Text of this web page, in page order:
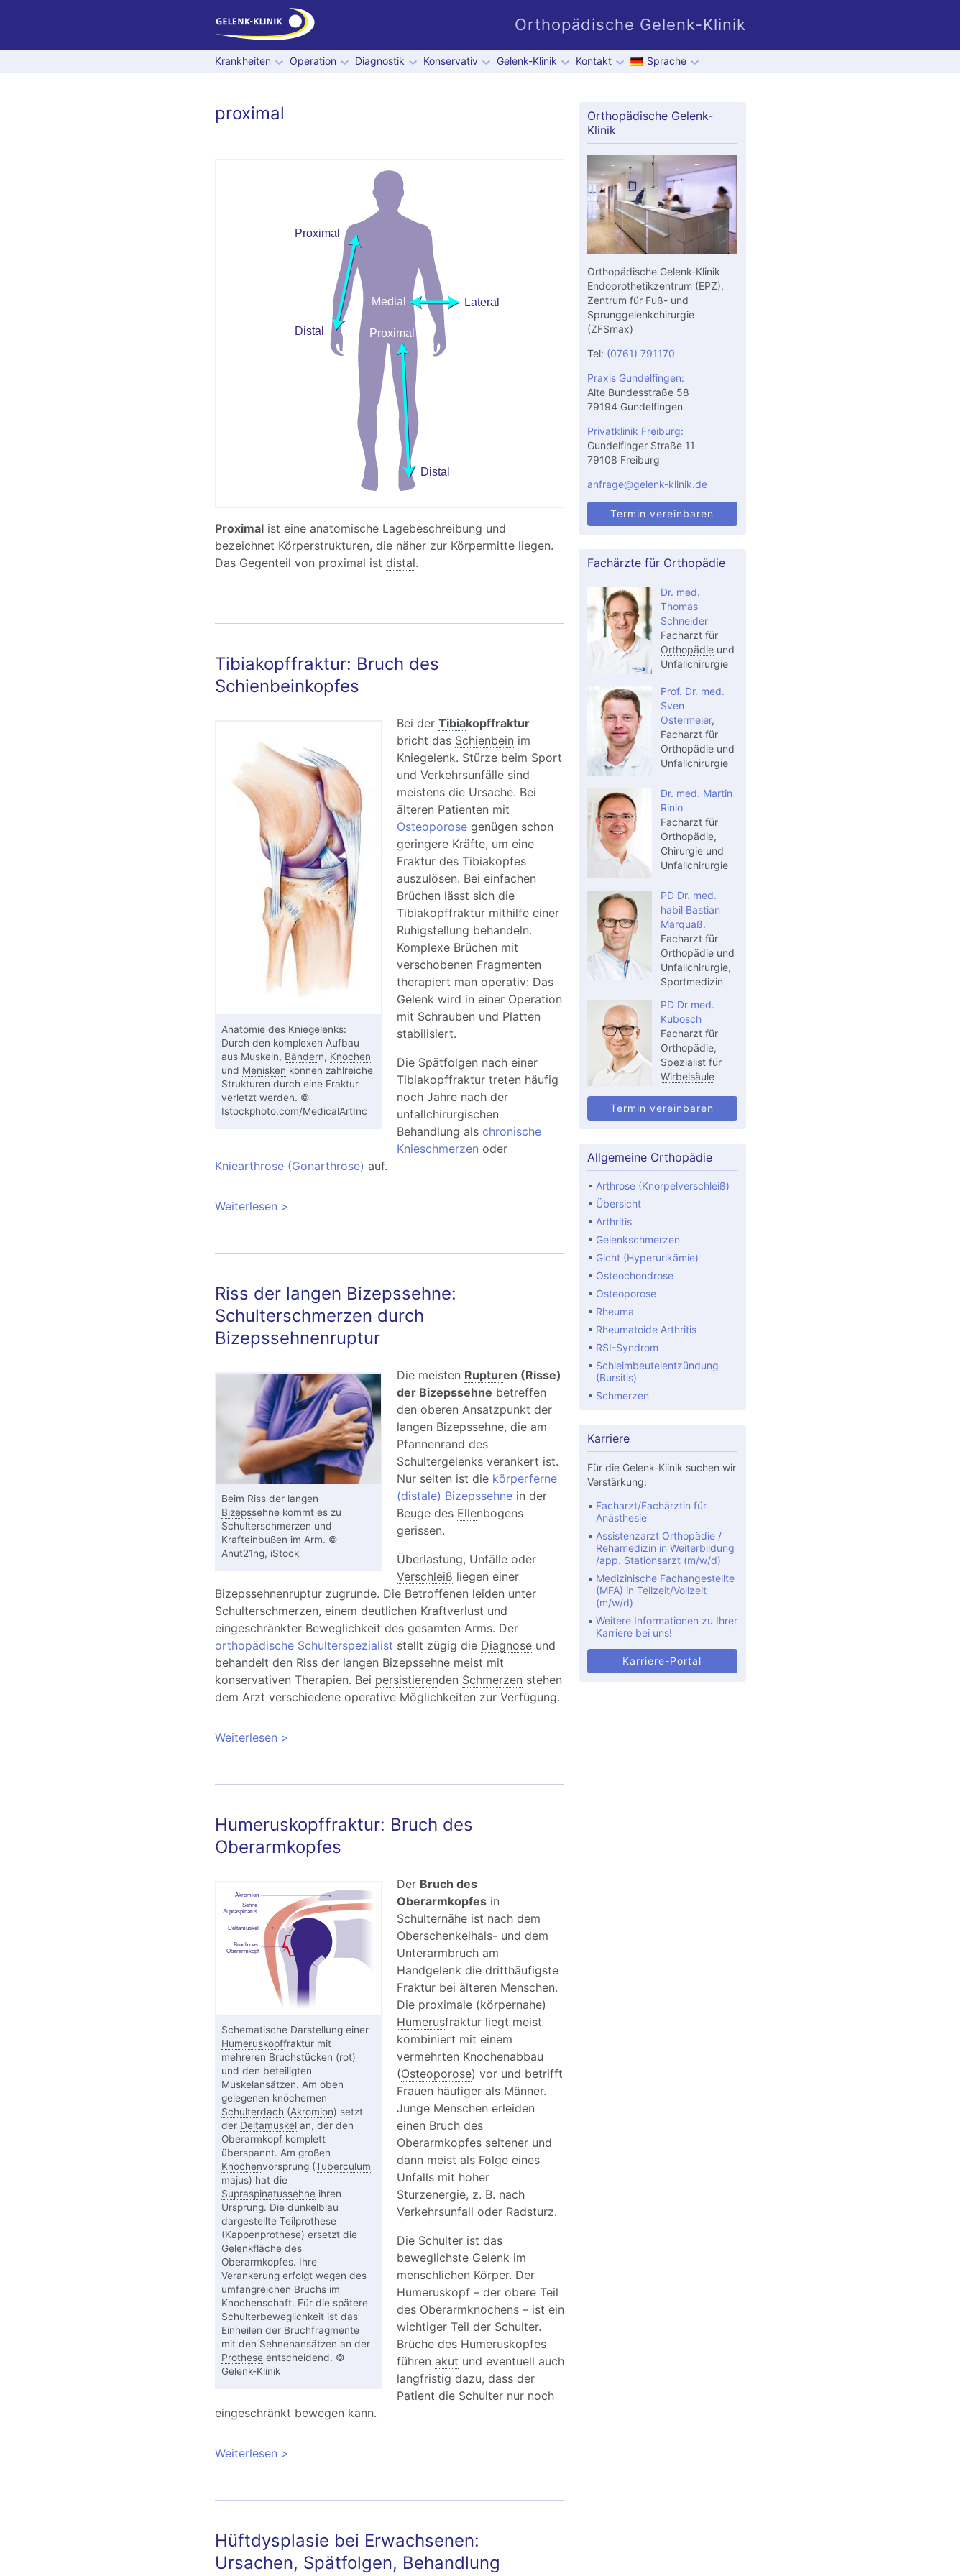
Orthopädische Gelenk-Klinik
Krankheiten Operation Diagnostik Konservativ Gelenk-Klinik Kontakt Sprache
proximal
Proximalist eine anatomische Lagebeschreibung und
bezeichnet Körperstrukturen, die näher zur Körpermitte liegen.
Das Gegenteil von proximal ist distal.
Tibiakopffraktur: Bruch des
Schienbeinkopfes
Anatomie des Kniegelenks:
Durch den komplexen Aufbau
aus Muskeln, Bändern, Knochen
und Menisken können zahlreiche
Strukturen durch eine Fraktur
verletzt werden. ©
Istockphoto.com/MedicalArtInc
Bei der Tibiakopffraktur
bricht das Schienbein im
Kniegelenk. Stürze beim Sport
und Verkehrsunfälle sind
meistens die Ursache. Bei
älteren Patienten mit
Osteoporosegenügen schon
geringere Kräfte, um eine
Fraktur des Tibiakopfes
auszulösen. Bei einfachen
Brüchen lässt sich die
Tibiakopffraktur mithilfe einer
Ruhigstellung behandeln.
Komplexe Brüchen mit
verschobenen Fragmenten
therapiert man operativ: Das
Gelenk wird in einer Operation
mit Schrauben und Platten
stabilisiert.
Die Spätfolgen nach einer
Tibiakopffraktur treten häufig
noch Jahre nach der
unfallchirurgischen
Behandlung als chronische
Knieschmerzen oder
Kniearthrose (Gonarthrose) auf.
Weiterlesen über Tibiakopffraktur: Bruch des Schienbeinkopfes
Riss der langen Bizepssehne:
Schulterschmerzen durch
Bizepssehnenruptur
Beim Riss der langen
Bizepssehne kommt es zu
Schulterschmerzen und
Krafteinbußen im Arm. ©
Anut21ng, iStock
Die meisten Rupturen (Risse)
der Bizepssehne betreffen
den oberen Ansatzpunkt der
langen Bizepssehne, die am
Pfannenrand des
Schultergelenks verankert ist.
Nur selten ist die körperferne
(distale) Bizepssehnein der
Beuge des Ellenbogens
gerissen.
Überlastung, Unfälle oder
Verschleiß liegen einer
Bizepssehnenruptur zugrunde. Die Betroffenen leiden unter
Schulterschmerzen, einem deutlichen Kraftverlust und
eingeschränkter Beweglichkeit des gesamten Arms. Der
orthopädische Schulterspezialist stellt zügig die Diagnoseund
behandelt den Riss der langen Bizepssehne meist mit
konservativen Therapien. Bei persistierenden Schmerzen stehen
dem Arzt verschiedene operative Möglichkeiten zur Verfügung.
Weiterlesen über Riss der langen Bizepssehne: Schulterschmerzen
Humeruskopffraktur: Bruch des
Oberarmkopfes
Schematische Darstellung einer
Humeruskopffraktur mit
mehreren Bruchstücken (rot)
und den beteiligten
Muskelansätzen. Am oben
gelegenen knöchernen
Schulterdach (Akromion) setzt
der Deltamuskelan, der den
Oberarmkopf komplett
überspannt. Am großen
Knochenvorsprung (Tuberculum
majus) hat die
Supraspinatussehneihren
Ursprung. Die dunkelblau
dargestellte Teilprothese
(Kappenprothese) ersetzt die
Gelenkfläche des
Oberarmkopfes. Ihre
Verankerung erfolgt wegen des
umfangreichen Bruchs im
Knochenschaft. Für die spätere
Schulterbeweglichkeit ist das
Einheilen der Bruchfragmente
mit den Sehnenansätzen an der
Protheseentscheidend. ©
Gelenk-Klinik
Der Bruch des
Oberarmkopfesin
Schulternähe ist nach dem
Oberschenkelhals- und dem
Unterarmbruch am
Handgelenk die dritthäufigste
Frakturbei älteren Menschen.
Die proximale (körpernahe)
Humerusfraktur liegt meist
kombiniert mit einem
vermehrten Knochenabbau
(Osteoporose) vor und betrifft
Frauen häufiger als Männer.
Junge Menschen erleiden
einen Bruch des
Oberarmkopfes seltener und
dann meist als Folge eines
Unfalls mit hoher
Sturzenergie, z. B. nach
Verkehrsunfall oder Radsturz.
Die Schulter ist das
beweglichste Gelenk im
menschlichen Körper. Der
Humeruskopf – der obere Teil
des Oberarmknochens – ist ein
wichtiger Teil der Schulter.
Brüche des Humeruskopfes
führen akut und eventuell auch
langfristig dazu, dass der
Patient die Schulter nur noch
eingeschränkt bewegen kann.
Weiterlesen über Humeruskopffraktur: Bruch des Oberarmkopfes
Hüftdysplasie bei Erwachsenen:
Ursachen, Spätfolgen, Behandlung
Orthopädische Gelenk-
Klinik
Orthopädische Gelenk-Klinik
Endoprothetikzentrum (EPZ),
Zentrum für Fuß- und
Sprunggelenkchirurgie
(ZFSmax)
Tel: (0761) 791170
Praxis Gundelfingen:
Alte Bundesstraße 58
79194 Gundelfingen
Privatklinik Freiburg:
Gundelfinger Straße 11
79108 Freiburg
anfrage@gelenk-klinik.de
Termin vereinbaren
Fachärzte für Orthopädie
Dr. med.
Thomas
Schneider
Facharzt für
Orthopädieund
Unfallchirurgie
Prof. Dr. med.
Sven
Ostermeier,
Facharzt für
Orthopädie und
Unfallchirurgie
Dr. med. Martin
Rinio
Facharzt für
Orthopädie,
Chirurgie und
Unfallchirurgie
PD Dr. med.
habil Bastian
Marquaß.
Facharzt für
Orthopädie und
Unfallchirurgie,
Sportmedizin
PD Dr med.
Kubosch
Facharzt für
Orthopädie,
Spezialist für
Wirbelsäule
Termin vereinbaren
Allgemeine Orthopädie
Arthrose (Knorpelverschleiß)
Übersicht
Arthritis
Gelenkschmerzen
Gicht (Hyperurikämie)
Osteochondrose
Osteoporose
Rheuma
Rheumatoide Arthritis
RSI-Syndrom
Schleimbeutelentzündung
(Bursitis)
Schmerzen
Karriere
Für die Gelenk-Klinik suchen wir
Verstärkung:
Facharzt/Fachärztin für
Anästhesie
Assistenzarzt Orthopädie /
Rehamedizin in Weiterbildung
/app. Stationsarzt (m/w/d)
Medizinische Fachangestellte
(MFA) in Teilzeit/Vollzeit
(m/w/d)
Weitere Informationen zu Ihrer
Karriere bei uns!
Karriere-Portal